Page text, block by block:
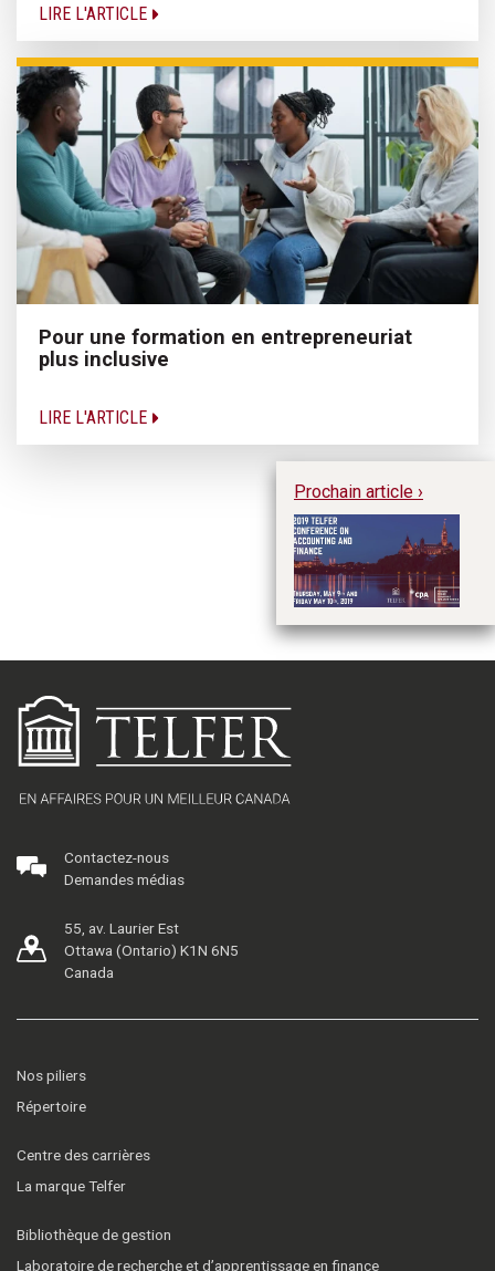
LIRE L'ARTICLE
Pour une formation en entrepreneuriat
plus inclusive
LIRE L'ARTICLE
Prochain article ›
Contactez-nous
Demandes médias
55, av. Laurier Est
Ottawa (Ontario) K1N 6N5
Canada
Nos piliers
Répertoire
Centre des carrières
La marque Telfer
Bibliothèque de gestion
Laboratoire de recherche et d’apprentissage en finance